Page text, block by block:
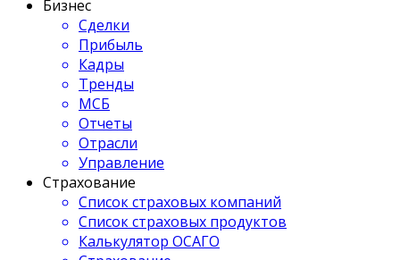
Бизнес
Сделки
Прибыль
Кадры
Тренды
МСБ
Отчеты
Отрасли
Управление
Страхование
Список страховых компаний
Список страховых продуктов
Калькулятор ОСАГО